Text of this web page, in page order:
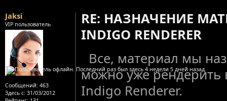
Jaksi
VIP пользователь
Сообщений: 463
Здесь с: 31/03/2012
RE: НАЗНАЧЕНИЕ
INDIGO RENDERER
Все, материал мы
можно уже рендерить
Indigo Renderer.